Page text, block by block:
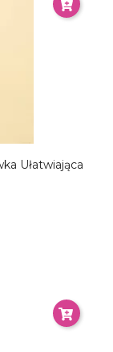
Ułatwiająca